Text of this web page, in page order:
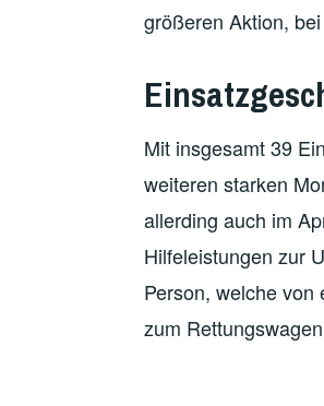
größeren Aktion,
Mit insgesamt 39
weiteren starken
allerding auch im
Hilfeleistungen zur
Person, welche
zum